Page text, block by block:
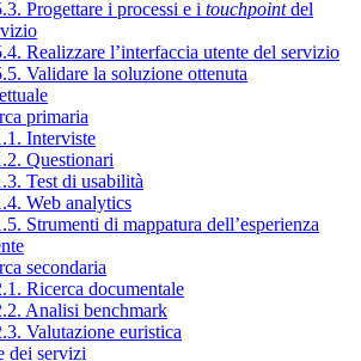
Progettare i processi e i touchpointdel
Realizzare l’interfaccia utente del servizio
Validare la soluzione ottenuta
primaria
Interviste
Questionari
Test di usabilità
Web analytics
Strumenti di mappatura dell’esperienza
secondaria
Ricerca documentale
Analisi benchmark
Valutazione euristica
dei servizi